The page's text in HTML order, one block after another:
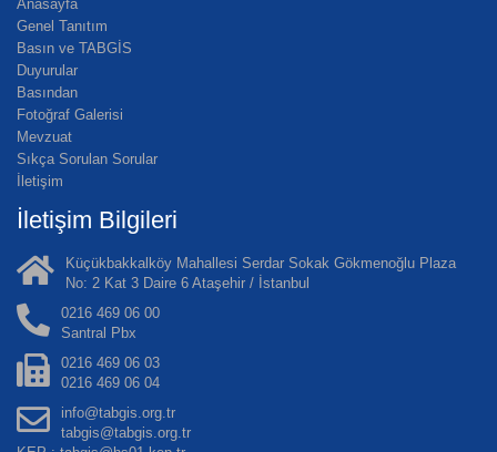
Anasayfa
Genel Tanıtım
Basın ve TABGİS
Duyurular
Basından
Fotoğraf Galerisi
Mevzuat
Sıkça Sorulan Sorular
İletişim
İletişim Bilgileri
Küçükbakkalköy Mahallesi Serdar Sokak Gökmenoğlu Plaza
No: 2 Kat 3 Daire 6 Ataşehir / İstanbul
0216 469 06 00
Santral Pbx
0216 469 06 03
0216 469 06 04
info@tabgis.org.tr
tabgis@tabgis.org.tr